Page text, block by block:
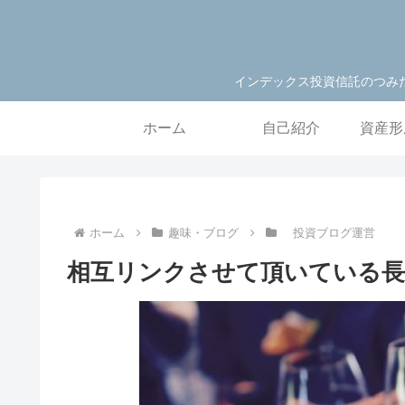
インデックス投資信託のつ
ホーム 自己紹介 資産
ホーム 趣味・ブログ 投資ブログ運営
相互リンクさせて頂いている